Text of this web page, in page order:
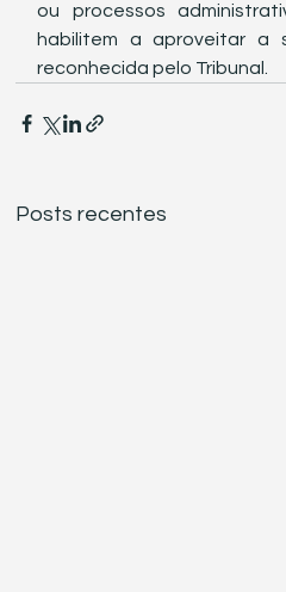
ou processos
habilitem a aproveitar a
reconhecida pelo Tribunal.
Posts recentes